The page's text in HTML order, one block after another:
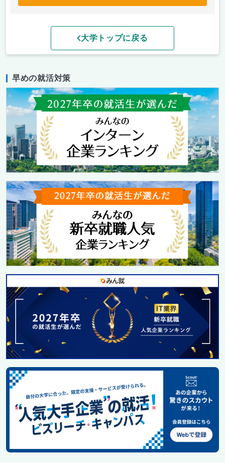
大学トップに戻る
早めの就活対策